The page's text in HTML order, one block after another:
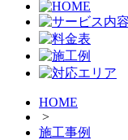
HOME
>
施工事例